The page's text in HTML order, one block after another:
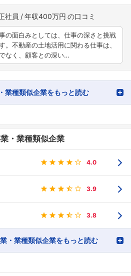
社員 年収400万円
の面白みとしては、仕事の深さと挑戦
。不動産の土地活用に関わる仕事は、
なく、顧客との深い…
業種類似企業をもっと読む
・業種類似企業
4.0
3.9
3.8
・業種類似企業をもっと読む